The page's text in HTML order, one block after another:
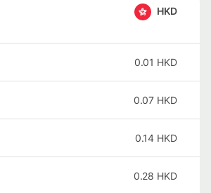
HKD
0.01 HKD
0.07 HKD
0.14 HKD
0.28 HKD